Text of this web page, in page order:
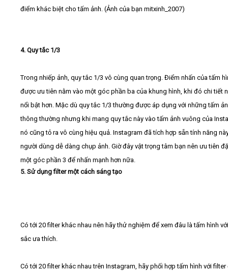
điểm khác biệt cho tấm ảnh. (Ảnh của bạn mitxinh_2007)
4. Quy tắc 1/3
Trong nhiếp ảnh, quy tắc 1/3 vô cùng quan trọng. Điểm nhấn của tấm
được ưu tiên nằm vào một góc phần ba của khung hình, khi đó chi tiết
nổi bật hơn. Mặc dù quy tắc 1/3 thường được áp dụng với những tấm
thông thường nhưng khi mang quy tắc này vào tấm ảnh vuông của
nó cũng tỏ ra vô cùng hiệu quả. Instagram đã tích hợp sẵn tính năng
người dùng dễ dàng chụp ảnh. Giờ đây vật trọng tâm bạn nên ưu tiên
một góc phần 3 để nhấn mạnh hơn nữa.
5. Sử dụng filter một cách sáng tạo
Có tới 20 filter khác nhau nên hãy thử nghiệm để xem đâu là tấm hình
sắc ưa thích.
Có tới 20 filter khác nhau trên Instagram, hãy phối hợp tấm hình với